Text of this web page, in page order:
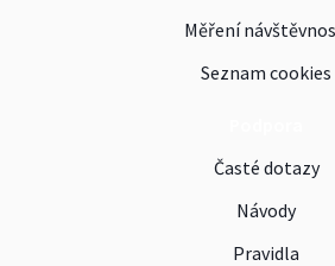
Měření
Seznam cookies
Časté dotazy
Návody
Pravidla